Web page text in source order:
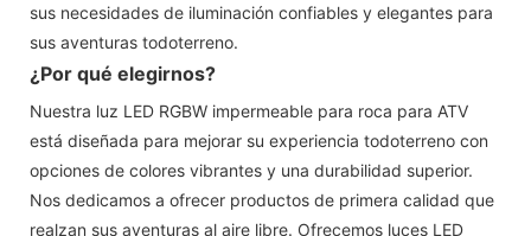
sus necesidades de iluminación confiables y elegantes para
sus aventuras todoterreno.
¿Por qué elegirnos?
Nuestra luz LED RGBW impermeable para roca para ATV
está diseñada para mejorar su experiencia todoterreno con
opciones de colores vibrantes y una durabilidad superior.
Nos dedicamos a ofrecer productos de primera calidad que
realzan sus aventuras al aire libre. Ofrecemos luces LED